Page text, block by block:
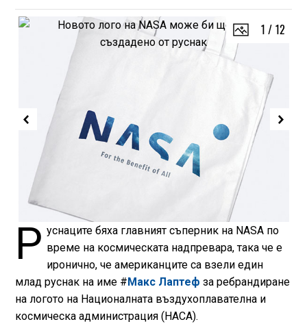
1 / 12
Р уснаците бяха главният съперник на NASA по
време на космическата надпревара, така че е
иронично, че американците са взели един
млад руснак на име #Макс Лаптеф за ребрандиране
на логото на Националната въздухоплавателна и
космическа администрация (НАСА).